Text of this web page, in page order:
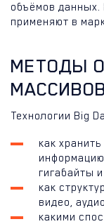
объёмов данных.
применяют в
МЕТОДЫ
Технологии Big
как
гигабайты
как
видео,
какими